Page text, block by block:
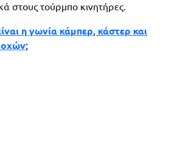
στους τούρμπο κινητήρες.
η γωνία κάμπερ, κάστερ και